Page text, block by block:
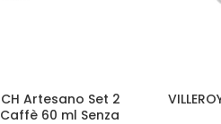
TUTTO
Artesano Set 2
60 ml Senza